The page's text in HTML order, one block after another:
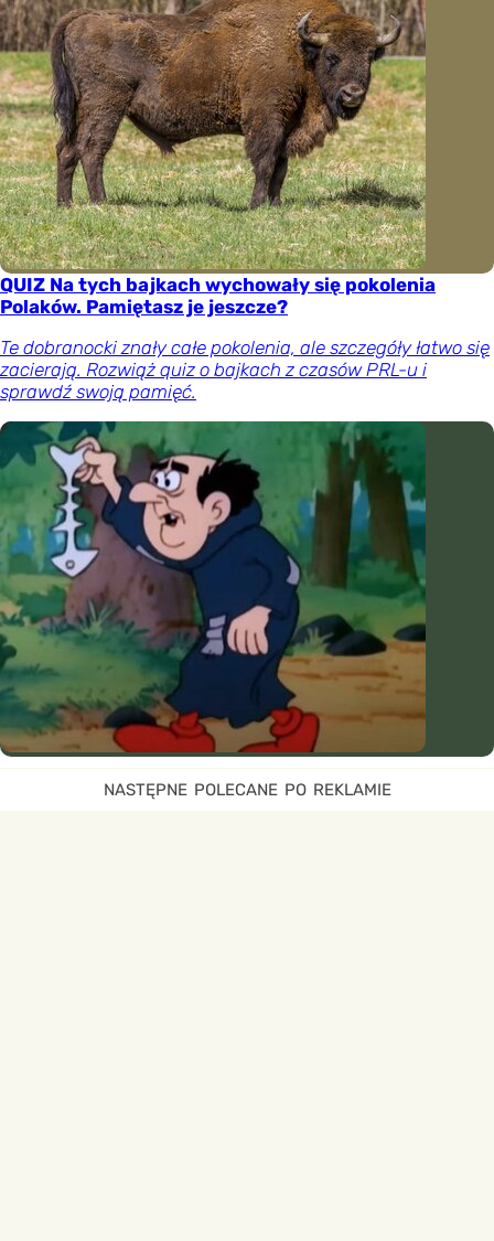
QUIZ Na tych bajkach wychowały się pokolenia
Polaków. Pamiętasz je jeszcze?
Te dobranocki znały całe pokolenia, ale szczegóły łatwo się
zacierają. Rozwiąż quiz o bajkach z czasów PRL-u i
sprawdź swoją pamięć.